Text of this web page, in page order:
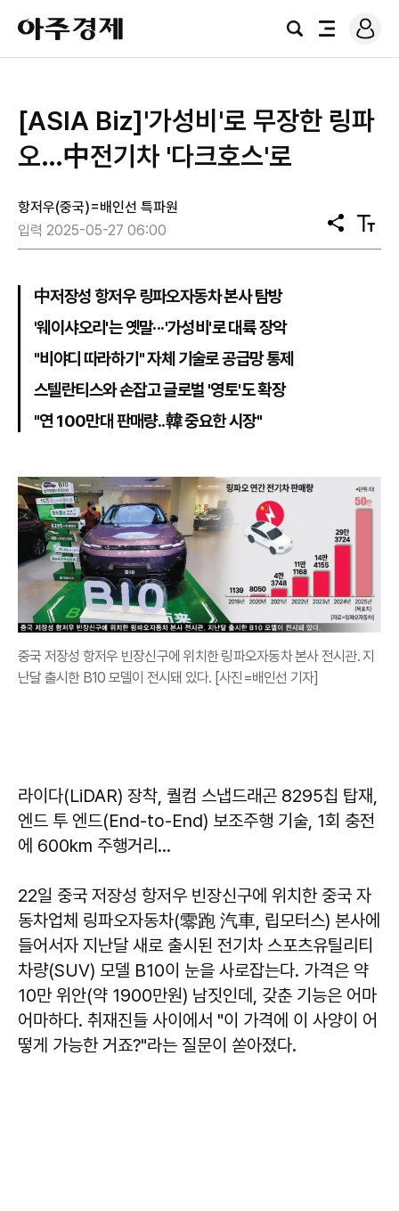
아
주
경
검
전
로
그
[ASIA Biz]'가성비'로 무장한 링파
오…中전기차 '다크호스'로
항저우(중국)=배인선 특파원
입력 2025-05-27 06:00
공
유
텍
스
中저장성 항저우 링파오자동차 본사 탐방
'웨이샤오리'는 옛말···'가성비'로 대륙 장악
"비야디 따라하기" 자체 기술로 공급망 통제
스텔란티스와 손잡고 글로벌 '영토'도 확장
"연 100만대 판매량..韓 중요한 시장"
중국 저장성 항저우 빈장신구에 위치한 링파오자동차 본사 전시관. 지
난달 출시한 B10 모델이 전시돼 있다. [사진=배인선 기자]
라이다(LiDAR) 장착, 퀄컴 스냅드래곤 8295칩 탑재,
엔드 투 엔드(End-to-End) 보조주행 기술, 1회 충전
에 600km 주행거리...
22일 중국 저장성 항저우 빈장신구에 위치한 중국 자
동차업체 링파오자동차(零跑 汽車, 립모터스) 본사에
들어서자 지난달 새로 출시된 전기차 스포츠유틸리티
차량(SUV) 모델 B10이 눈을 사로잡는다. 가격은 약
10만 위안(약 1900만원) 남짓인데, 갖춘 기능은 어마
어마하다. 취재진들 사이에서 "이 가격에 이 사양이 어
떻게 가능한 거죠?"라는 질문이 쏟아졌다.